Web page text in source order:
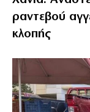
ραντεβού
κλοπής